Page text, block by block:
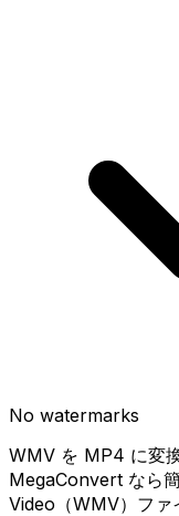
No watermarks
WMV を MP4 に変
MegaConvert なら
Video（WMV）ファ